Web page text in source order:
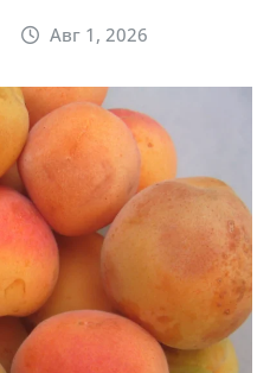
Авг 1, 2026